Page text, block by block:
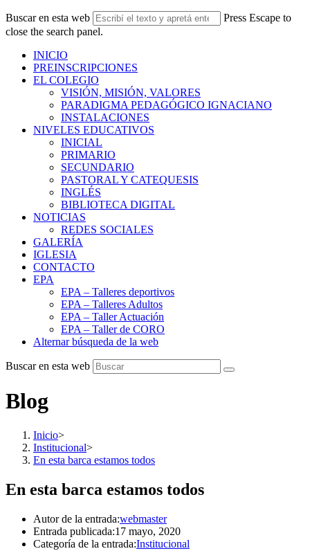
Buscar en esta web
Press Escape to
close the search panel.
INICIO
PREINSCRIPCIONES
EL COLEGIO
VISIÓN, MISIÓN, VALORES
PARADIGMA PEDAGÓGICO IGNACIANO
INSTALACIONES
NIVELES EDUCATIVOS
INICIAL
PRIMARIO
SECUNDARIO
PASTORAL Y CATEQUESIS
INGLÉS
BIBLIOTECA DIGITAL
NOTICIAS
REDES SOCIALES
GALERÍA
IGLESIA
CONTACTO
EPA
EPA – Talleres deportivos
EPA – Talleres Adultos
EPA – Taller Actuación
EPA – Taller de CORO
Alternar búsqueda de la web
Buscar en esta web
Blog
Inicio>
Institucional>
En esta barca estamos todos
En esta barca estamos todos
Autor de la entrada:webmaster
Entrada publicada:17 mayo, 2020
Categoría de la entrada:Institucional